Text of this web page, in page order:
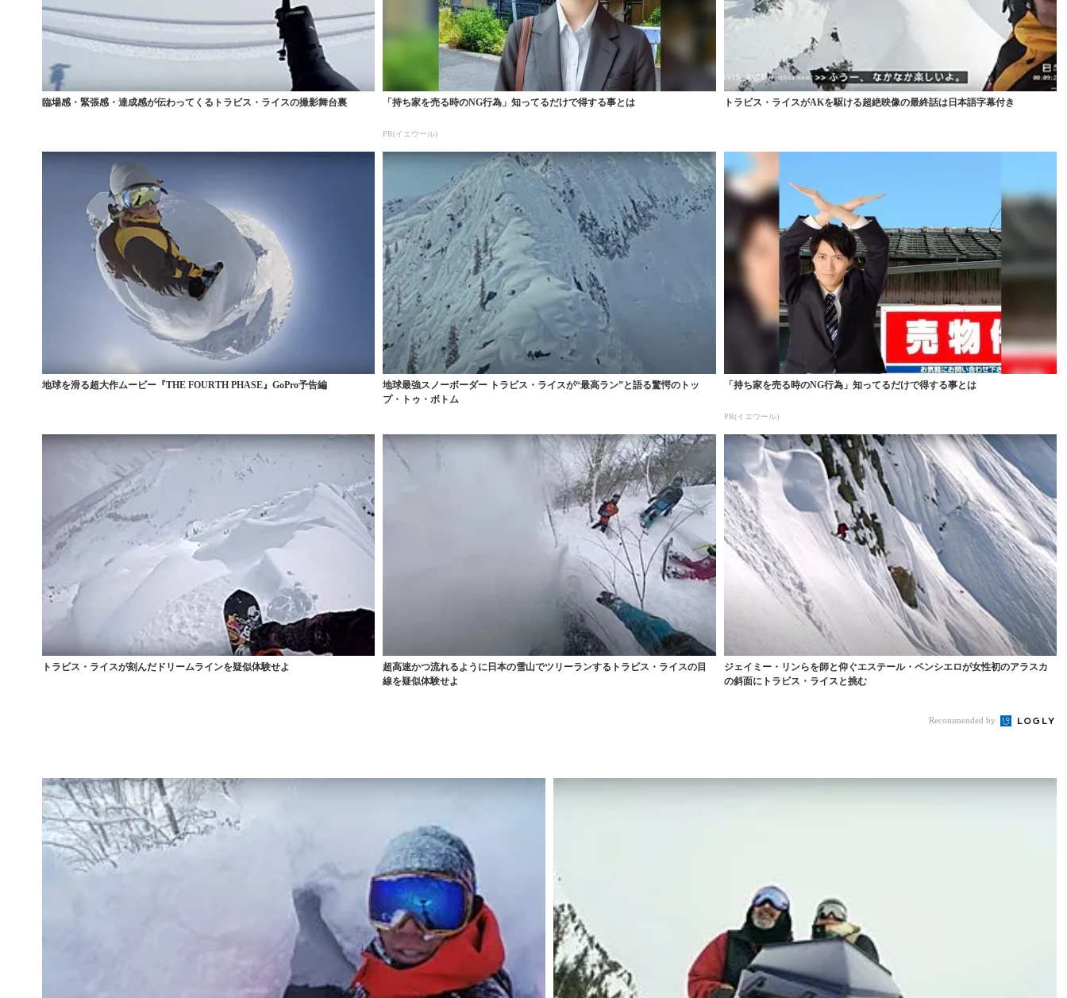
臨場感・緊張感・達成感が伝わってくるトラビス・ライスの撮影舞台裏 「持ち家を売る時のNG行為」知ってるだけで得する事とは
PR(イエウール)
トラビス・ライスがAKを駆ける超絶映像の最終話は日本語字幕付き
地球を滑る超大作ムービー『THE FOURTH PHASE』GoPro予告編
地球最強スノーボーダー トラビス・ライスが“最高ラン”と語る驚愕のトッ
プ・トゥ・ボトム
「持ち家を売る時のNG行為」知ってるだけで得する事とは
PR(イエウール)
トラビス・ライスが刻んだドリームラインを疑似体験せよ
超高速かつ流れるように日本の雪山でツリーランするトラビス・ライスの目
線を疑似体験せよ
ジェイミー・リンらを師と仰ぐエステール・ペンシエロが女性初のアラスカ
の斜面にトラビス・ライスと挑む
Recommended by